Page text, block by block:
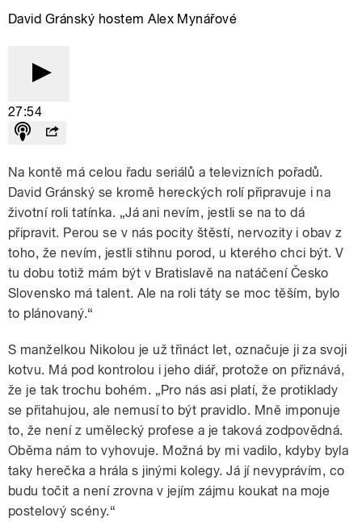
David Gránský hostem Alex Mynářové
27:54
Na kontě má celou řadu seriálů a televizních pořadů.
David Gránský se kromě hereckých rolí připravuje i na
životní roli tatínka. „Já ani nevím, jestli se na to dá
připravit. Perou se v nás pocity štěstí, nervozity i obav z
toho, že nevím, jestli stihnu porod, u kterého chci být. V
tu dobu totiž mám být v Bratislavě na natáčení Česko
Slovensko má talent. Ale na roli táty se moc těším, bylo
to plánovaný.“
S manželkou Nikolou je už třináct let, označuje ji za svoji
kotvu. Má pod kontrolou i jeho diář, protože on přiznává,
že je tak trochu bohém. „Pro nás asi platí, že protiklady
se přitahujou, ale nemusí to být pravidlo. Mně imponuje
to, že není z umělecký profese a je taková zodpovědná.
Oběma nám to vyhovuje. Možná by mi vadilo, kdyby byla
taky herečka a hrála s jinými kolegy. Já jí nevyprávím, co
budu točit a není zrovna v jejím zájmu koukat na moje
postelový scény.“